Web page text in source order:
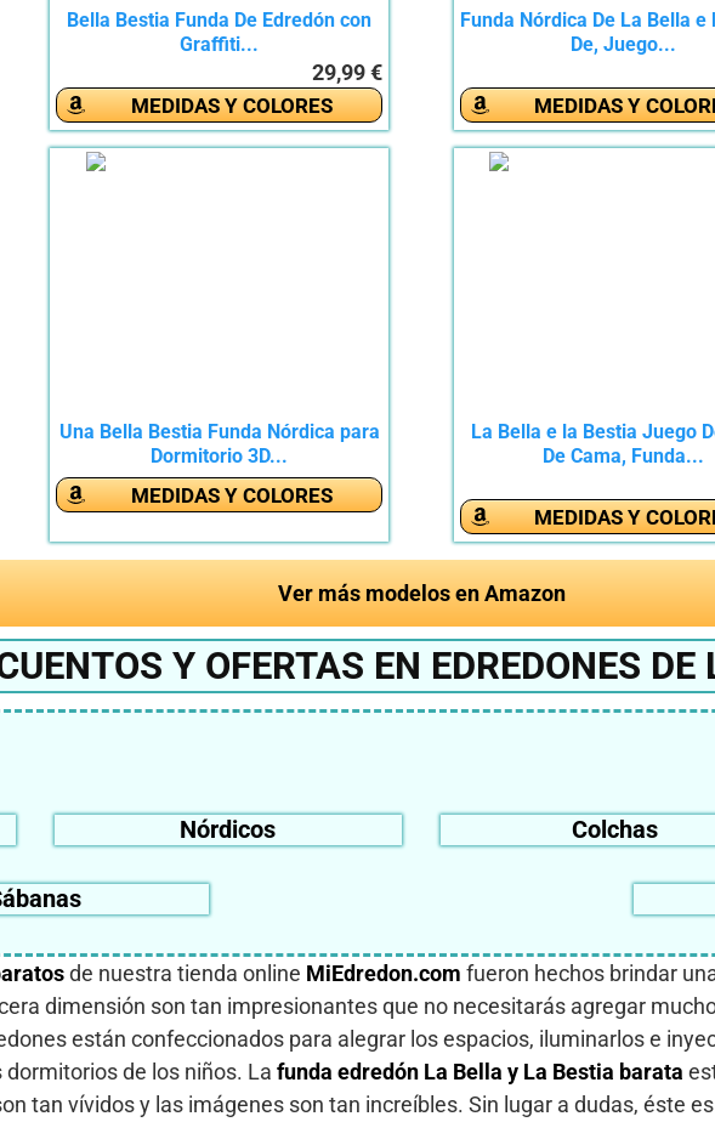
Bella Bestia Funda De Edredón con
Graffiti...
29,99 €
MEDIDAS Y COLORES
Funda Nórdica De La Bella e
De, Juego...
MEDIDAS Y
Una Bella Bestia Funda Nórdica para
Dormitorio 3D...
MEDIDAS Y COLORES
La Bella e la Bestia Juego
De Cama, Funda...
MEDIDAS Y
Ver más modelos en Amazon
Y OFERTAS EN EDREDONES
Nórdicos Colchas
de nuestra tienda online MiEdredon.com fueron hechos brindar
dimensión son tan impresionantes que no necesitarás agregar
están confeccionados para alegrar los espacios, iluminarlos e
de los niños. La funda edredón La Bella y La Bestia barata
tan vívidos y las imágenes son tan increíbles. Sin lugar a dudas, éste